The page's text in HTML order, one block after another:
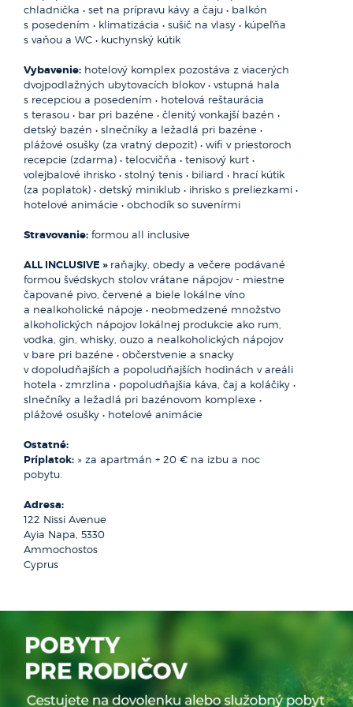
Oficiálny názov: Cyperská republika (gr. Kipriaki dimokratia)
Hlavné mesto: Nikózia
Rozloha: 9.251 km²
Mena: euro / turecká líra
Cestovný doklad: Občiansky preukaz / Cestovný pas
a chnapala červeného. Počas rybačky si môžete spríjemniť
čas kávou, sendvičom a chladenými nápojmi. Výlet
v anglickom jazyku. Transfer nie je v cene. Občerstvenie je
v cene a daný úlovok si môžete privlastniť
(Orientačná cena cca 65€ dospelý / 35€ dieťa)
Kalimera Cyprus
AYIA NAPA, PROTARAS
Navštívite kráľovské mesto Kourion a objavíte krásy
starovekého amfiteátra a rímskych kúpeľov. V centre mesta
Paphos si obhliadnete mozaiky v komplexe Kato Pafos,
navštívite aj slávne rodisko Afrodity a jej pláž. Výlet je
Obed a nápoje nie sú zahrnuté v cene.
(Orientačná cena 67€ dospelý / 37€ dieťa)
Lodný výlet Discovery
LIMASSOL, LARNAKA, AYIA NAPA, PROTARAS
Počas plavby uvidíte morské jaskyne, pieskovcové útesy,
mys Capo Greco, záliv Konnos Bay, Green Bay. Z lode
Varoshu tzv. Mesto duchov. Cestou späť je zastávka
s korytnačkami. Celá táto oblasť je preslávená krištáľovo
čistou vodou. Obed (bez nápojov) je v cene. Transfer
do prístavu je zahrnutý v cene
(Orientačná cena cca 77€ dospelý / 57€ dieťa)
Nikózia - Severný Cyprus
Navštívite významný kláštor Bellapais, mesto Kyrenias
chladnička • set na prípravu kávy a čaju • balkón
s posedením • klimatizácia • sušič na vlasy • kúpeľňa
s vaňou a WC • kuchynský kútik
Vybavenie: hotelový komplex pozostáva z viacerých
dvojpodlažných ubytovacích blokov • vstupná hala
s recepciou a posedením • hotelová reštaurácia
s terasou • bar pri bazéne • členitý vonkajší bazén •
detský bazén • slnečníky a ležadlá pri bazéne •
plážové osušky (za vratný depozit) • wifi v priestoroch
recepcie (zdarma) • telocvičňa • tenisový kurt •
volejbalové ihrisko • stolný tenis • biliard • hrací kútik
(za poplatok) • detský miniklub • ihrisko s preliezkami •
hotelové animácie • obchodík so suvenírmi
Stravovanie: formou all inclusive
ALL INCLUSIVE »raňajky, obedy a večere podávané
formou švédskych stolov vrátane nápojov - miestne
čapované pivo, červené a biele lokálne víno
a nealkoholické nápoje • neobmedzené množstvo
alkoholických nápojov lokálnej produkcie ako rum,
vodka, gin, whisky, ouzo a nealkoholických nápojov
v bare pri bazéne • občerstvenie a snacky
v dopoludňajších a popoludňajších hodinách v areáli
hotela • zmrzlina • popoludňajšia káva, čaj a koláčiky •
slnečníky a ležadlá pri bazénovom komplexe •
plážové osušky • hotelové animácie
Ostatné:
Príplatok: » za apartmán + 20 € na izbu a noc
pobytu.
Adresa:
122 Nissi Avenue
Ayia Napa, 5330
Ammochostos
Cyprus